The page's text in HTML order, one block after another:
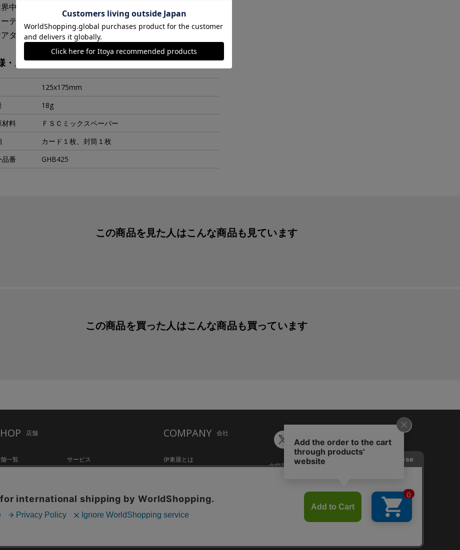
中で毎年約２千万枚以上のカードを販売する、イギリスの
ティングカードメーカーのひとつとなりました。
アタッチメントや鮮やかな色使いが人気です。
・スペック
125x175mm
18g
材料
ＦＳＣミックスペーパー
カード１枚、封筒１枚
品番
GHB425
この商品を見た人はこんな商品も見ています
この商品を買った人はこんな商品も買っています
店舗
一覧
Stylo
サービス
COMPANY 会社
伊東屋とは
採用情報
六輝早見表
Chinese